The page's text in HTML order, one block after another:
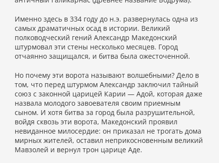
Именно здесь в 334 году до н.э. развернулась одна из
самых драматичных осад в истории. Великий
полководческий гений Александр Македонский
штурмовал эти стены несколько месяцев. Город
отчаянно защищался, и битва была ожесточенной.
Но почему эти ворота называют волшебными? Дело в
том, что перед штурмом Александр заключил тайный
союз с законной царицей Карии — Адой, которая даже
назвала молодого завоевателя своим приемным
сыном. И хотя битва за город была разрушительной,
войдя сквозь эти ворота, Македонский проявил
невиданное милосердие: он приказал не трогать дома
мирных жителей, оставил неприкосновенным великий
Мавзолей и вернул трон царице Аде.